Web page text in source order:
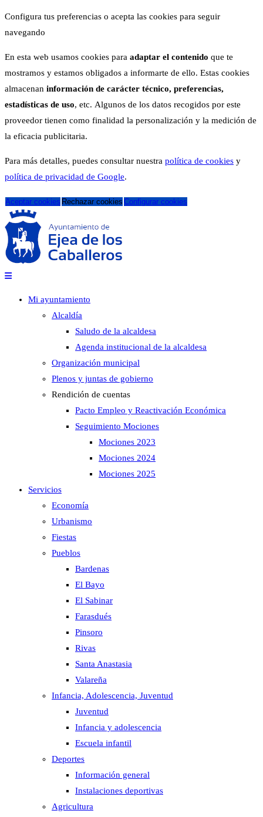
Configura tus preferencias o acepta las cookies para seguir
navegando
En esta web usamos cookies para adaptar el contenido que te
mostramos y estamos obligados a informarte de ello. Estas cookies
almacenan información de carácter técnico, preferencias,
estadísticas de uso, etc. Algunos de los datos recogidos por este
proveedor tienen como finalidad la personalización y la medición de
la eficacia publicitaria.
Para más detalles, puedes consultar nuestra política de cookies y
política de privacidad de Google.
Aceptar cookies Rechazar cookies Configurar cookies
Mi ayuntamiento
Alcaldía
Saludo de la alcaldesa
Agenda institucional de la alcaldesa
Organización municipal
Plenos y juntas de gobierno
Rendición de cuentas
Pacto Empleo y Reactivación Económica
Seguimiento Mociones
Mociones 2023
Mociones 2024
Mociones 2025
Servicios
Economía
Urbanismo
Fiestas
Pueblos
Bardenas
El Bayo
El Sabinar
Farasdués
Pinsoro
Rivas
Santa Anastasia
Valareña
Infancia, Adolescencia, Juventud
Juventud
Infancia y adolescencia
Escuela infantil
Deportes
Información general
Instalaciones deportivas
Agricultura